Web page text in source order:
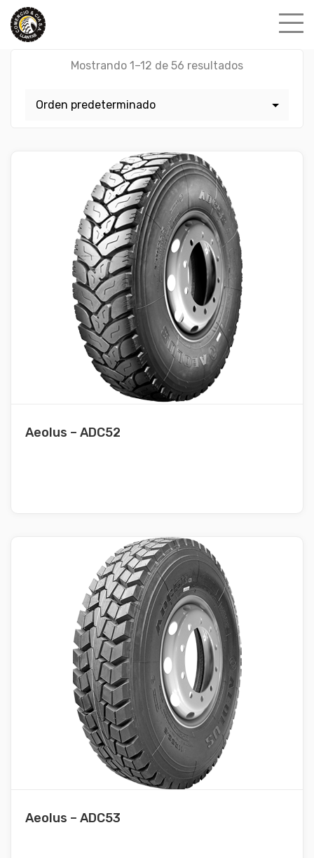
Skip
content
Mostrando 1–12 de 56 resultados
Aeolus – ADC52
Aeolus – ADC53